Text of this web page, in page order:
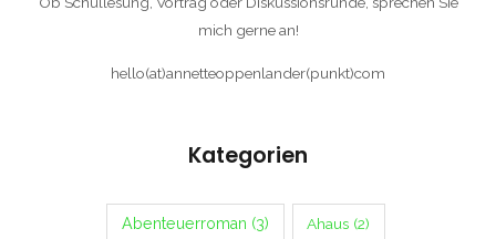
mich gerne an!
hello(at)annetteoppenlander(punkt)com
Kategorien
Abenteuerroman (3) Ahaus (2)